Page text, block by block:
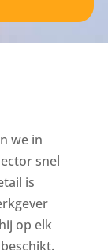
we in
snel
is
op elk